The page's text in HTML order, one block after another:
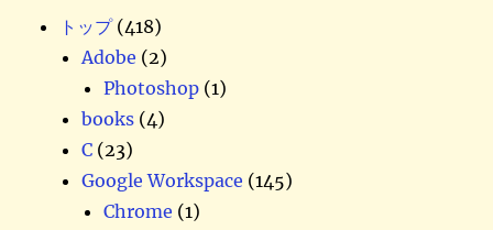
トップ(418)
Adobe (2)
Photoshop (1)
books (4)
C (23)
Google Workspace (145)
Chrome (1)